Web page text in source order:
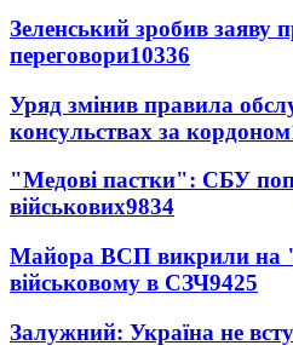
Зеленський зробив заяву
переговори10336
Уряд змінив правила
консульствах за кордоном
"Медові пастки": СБУ
військових9834
Майора ВСП викрили на
військовому в СЗЧ9425
Залужний: Україна не